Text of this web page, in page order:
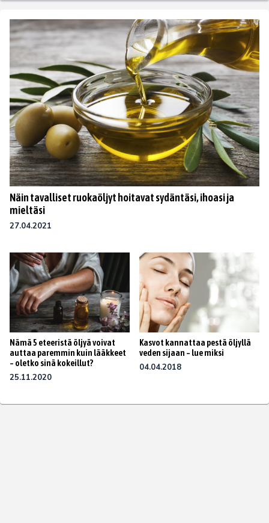
Näin tavalliset ruokaöljyt hoitavat sydäntäsi, ihoasi ja
mieltäsi
27.04.2021
Nämä 5 eteeristä öljyä voivat
auttaa paremmin kuin lääkkeet
– oletko sinä kokeillut?
25.11.2020
Kasvot kannattaa pestä öljyllä
veden sijaan – lue miksi
04.04.2018